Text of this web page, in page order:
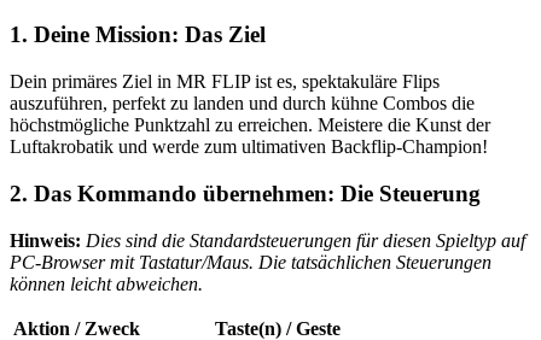
1. Deine Mission: Das Ziel
Dein primäres Ziel in MR FLIP ist es, spektakuläre Flips
auszuführen, perfekt zu landen und durch kühne Combos die
höchstmögliche Punktzahl zu erreichen. Meistere die Kunst der
Luftakrobatik und werde zum ultimativen Backflip-Champion!
2. Das Kommando übernehmen: Die Steuerung
Hinweis: Dies sind die Standardsteuerungen für diesen Spieltyp auf
PC-Browser mit Tastatur/Maus. Die tatsächlichen Steuerungen
können leicht abweichen.
Aktion / Zweck
Taste(n) / Geste